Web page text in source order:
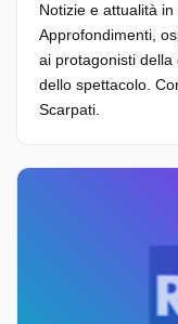
Notizie e attualità
Approfondimenti,
ai protagonisti
dello spettacolo.
Scarpati.